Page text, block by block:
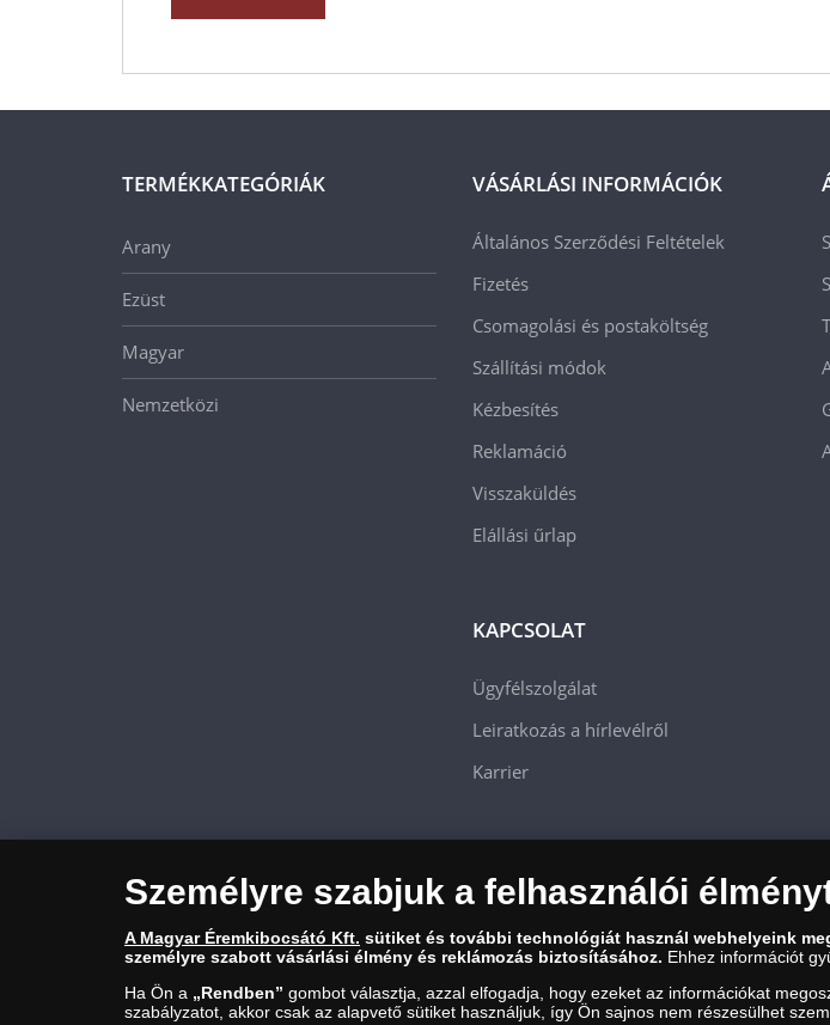
TERMÉKKATEGÓRIÁK
Arany
Ezüst
Magyar
Nemzetközi
VÁSÁRLÁSI INFORMÁCIÓK
Általános Szerződési Feltételek
Fizetés
Csomagolási és postaköltség
Szállítási módok
Kézbesítés
Reklamáció
Visszaküldés
Elállási űrlap
KAPCSOLAT
Ügyfélszolgálat
Leiratkozás a hírlevélről
Karrier
Magyar Éremkibocsátó Kft. 1134 Budapest, Váci út 33. Cégjegyzékszám: 01-09-957944, Adószám: 23275395-2-41
Személyre szabjuk a felhasználói
A Magyar Éremkibocsátó Kft. sütiket és további technológiát használ webhelyeink
személyre szabott vásárlási élmény és reklámozás biztosításához. Ehhez információt
Ha Ön a „Rendben” gombot választja, azzal elfogadja, hogy ezeket az információkat
szabályzatot, akkor csak az alapvető sütiket használjuk, így Ön sajnos nem részesülhet